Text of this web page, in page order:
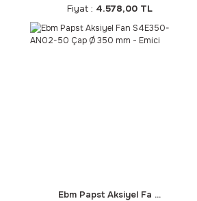
Fiyat : 4.578,00 TL
Ebm Papst Aksiyel Fa ...